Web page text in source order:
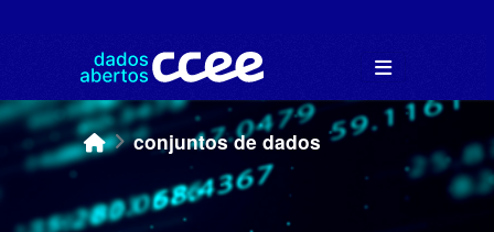
conjuntos de dados